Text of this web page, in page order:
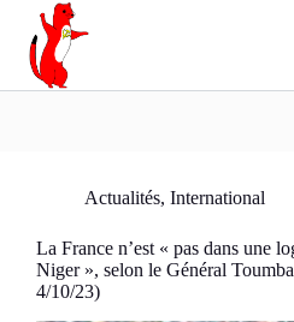
Passer
contenu
Actualités, International
La France n’est « pas dans une
Niger », selon le Général
4/10/23)